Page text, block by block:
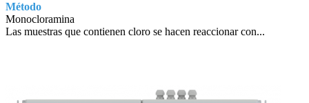
Método
Monocloramina
Las muestras que contienen cloro se hacen reaccionar con...